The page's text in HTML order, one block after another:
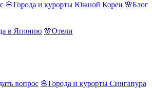
🌸Города и курорты Южной Кореи 🌸Блог
в Японию 🌸Отели
вопрос 🌸Города и курорты Сингапура